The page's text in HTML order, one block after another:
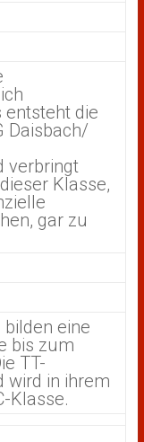
entsteht die
Daisbach/
verbringt
Klasse,
gar zu
bilden eine
bis zum
TT-
wird in ihrem
Klasse.